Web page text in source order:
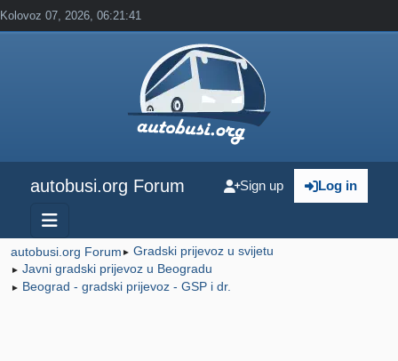
Kolovoz 07, 2026, 06:21:41
autobusi.org Forum Log in
Sign up
autobusi.org Forum ► Gradski prijevoz u svijetu
► Javni gradski prijevoz u Beogradu
► Beograd - gradski prijevoz - GSP i dr.